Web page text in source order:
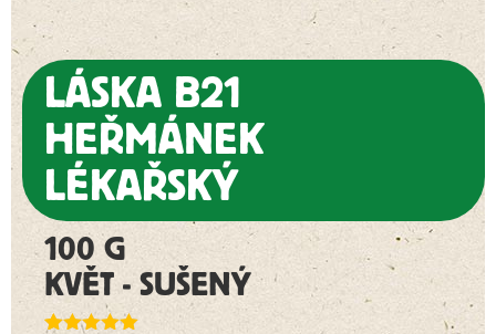
LÁSKA B21
HEŘMÁNEK
LÉKAŘSKÝ
100 G
KVĚT - SUŠENÝ